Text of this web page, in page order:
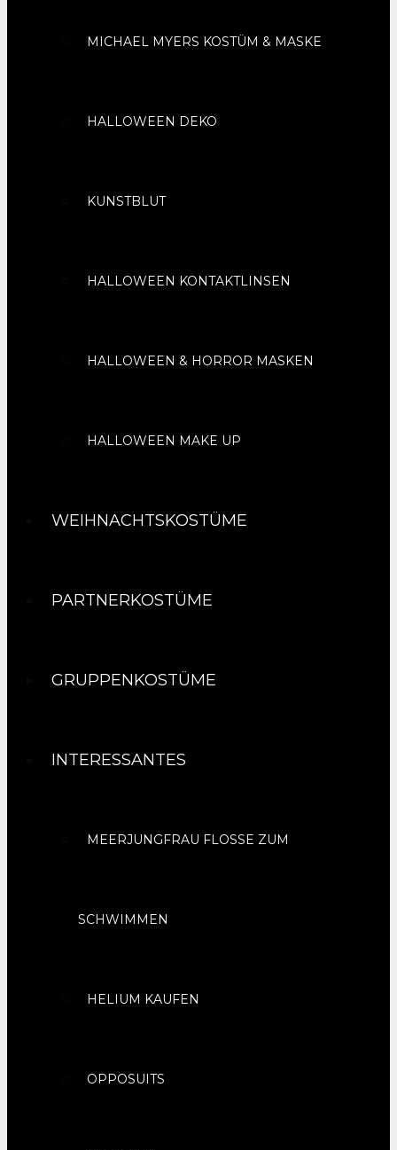
MICHAEL MYERS KOSTÜM & MASKE
HALLOWEEN DEKO
KUNSTBLUT
HALLOWEEN KONTAKTLINSEN
HALLOWEEN & HORROR MASKEN
HALLOWEEN MAKE UP
WEIHNACHTSKOSTÜME
PARTNERKOSTÜME
GRUPPENKOSTÜME
INTERESSANTES
MEERJUNGFRAU FLOSSE ZUM
SCHWIMMEN
HELIUM KAUFEN
OPPOSUITS